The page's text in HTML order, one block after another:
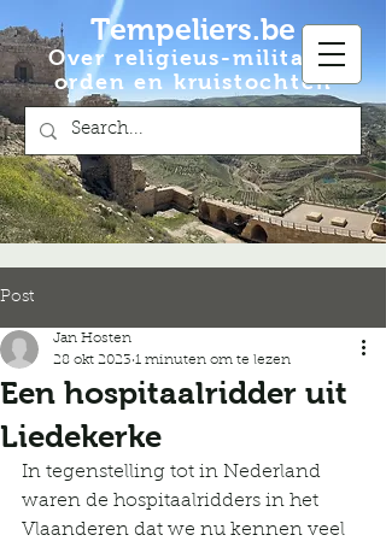
Tempeliers.be
Over religieus-militaire
orden en kruistochten
Post
Een hospitaalridder uit
Liedekerke
Jan Hosten
28 okt 2023 1 minuten om te lezen
In tegenstelling tot in Nederland
waren de hospitaalridders in het
Vlaanderen dat we nu kennen veel